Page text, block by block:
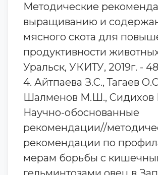
Методические
выращиванию и
мясного скота для
продуктивности
Уральск, УКИТУ, 2019г. -
4. Айтпаева З.С., Тагаев
Шалменов М.Ш., Сидихов
Научно-обоснованные
рекомендации//
рекомендации по
мерам борьбы с